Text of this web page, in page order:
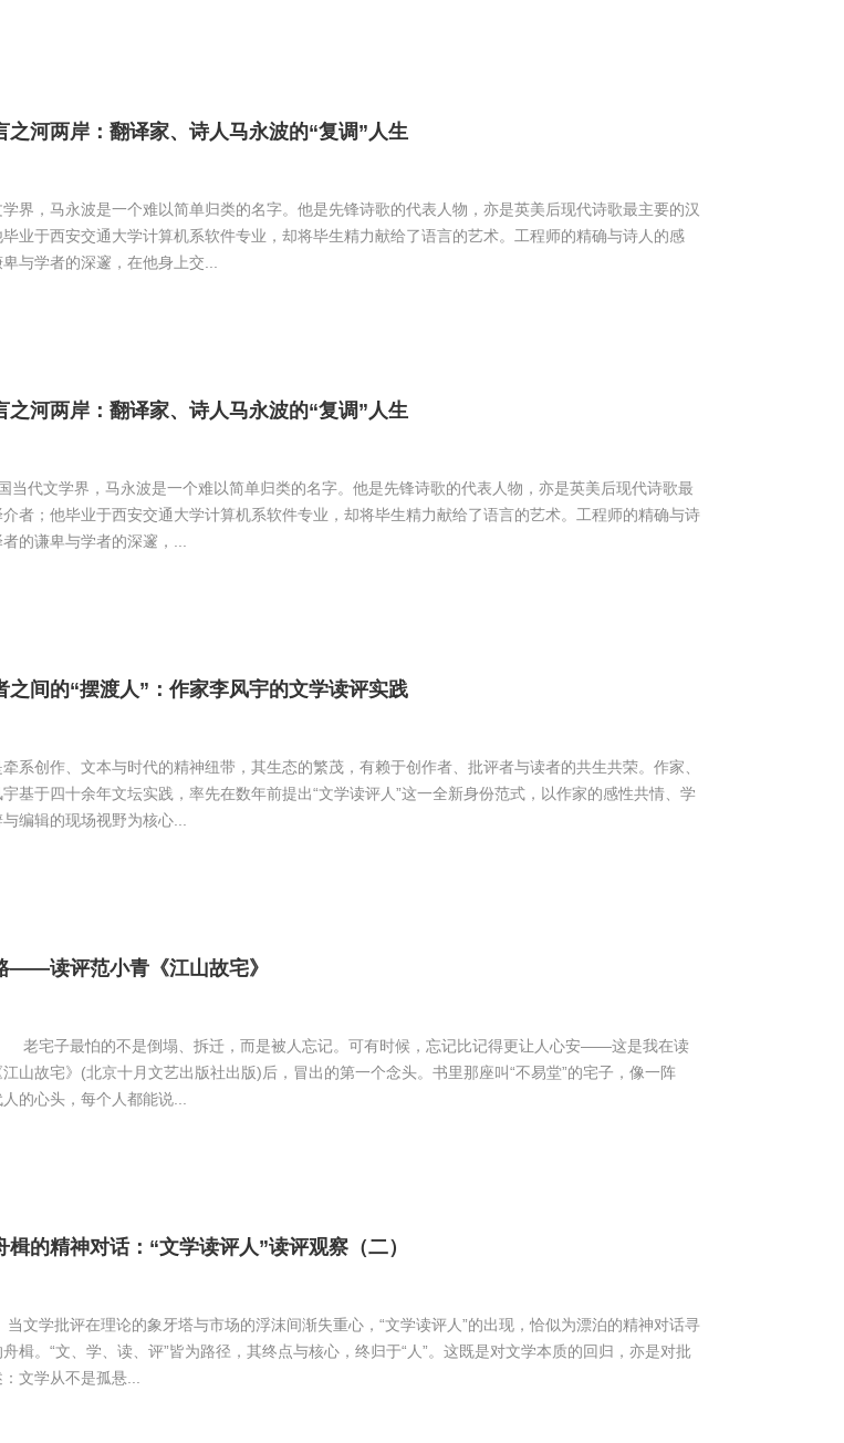
之河两岸：翻译家、诗人马永波的“复调”人生
界，马永波是一个难以简单归类的名字。他是先锋诗歌的代表人物，亦是英美后现代诗歌最主要的汉
业于西安交通大学计算机系软件专业，却将毕生精力献给了语言的艺术。工程师的精确与诗人的感
与学者的深邃，在他身上交...
之河两岸：翻译家、诗人马永波的“复调”人生
当代文学界，马永波是一个难以简单归类的名字。他是先锋诗歌的代表人物，亦是英美后现代诗歌最
者；他毕业于西安交通大学计算机系软件专业，却将毕生精力献给了语言的艺术。工程师的精确与诗
的谦卑与学者的深邃，...
之间的“摆渡人”：作家李风宇的文学读评实践
系创作、文本与时代的精神纽带，其生态的繁茂，有赖于创作者、批评者与读者的共生共荣。作家、
基于四十余年文坛实践，率先在数年前提出“文学读评人”这一全新身份范式，以作家的感性共情、学
编辑的现场视野为核心...
——读评范小青《江山故宅》
宅子最怕的不是倒塌、拆迁，而是被人忘记。可有时候，忘记比记得更让人心安——这是我在读
山故宅》(北京十月文艺出版社出版)后，冒出的第一个念头。书里那座叫“不易堂”的宅子，像一阵
的心头，每个人都能说...
楫的精神对话：“文学读评人”读评观察（二）
学批评在理论的象牙塔与市场的浮沫间渐失重心，“文学读评人”的出现，恰似为漂泊的精神对话寻
楫。“文、学、读、评”皆为路径，其终点与核心，终归于“人”。这既是对文学本质的回归，亦是对批
文学从不是孤悬...